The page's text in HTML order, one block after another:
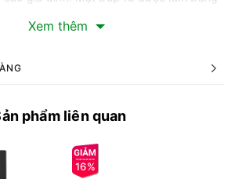
dọn vệ sinh sau mỗi lần sử dụng.
song 2 món ăn, tiết kiệm tối đa thời
Xem thêm
phẩm liên quan
16%